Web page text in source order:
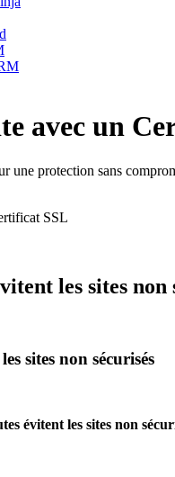
avec un
une protection sans
SSL
les sites non
sites non sécurisés
évitent les sites non